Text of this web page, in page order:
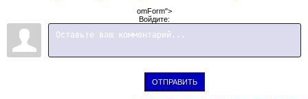
omForm">
Войдите:
ОТПРАВИТЬ